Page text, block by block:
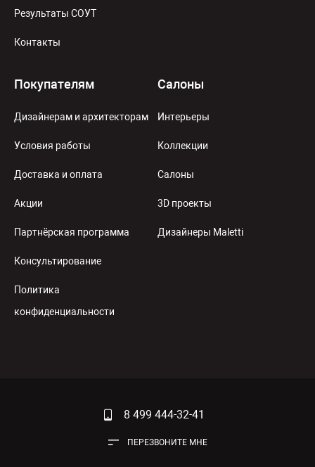
Результаты СОУТ
Контакты
Покупателям
Дизайнерам и архитекторам
Условия работы
Доставка и оплата
Акции
Партнёрская программа
Консультирование
Политика
конфиденциальности
Салоны
Интерьеры
Коллекции
Салоны
3D проекты
Дизайнеры Maletti
8 499 444-32-41
ПЕРЕЗВОНИТЕ МНЕ